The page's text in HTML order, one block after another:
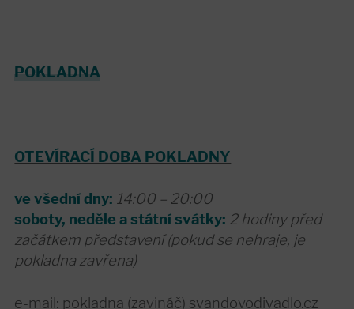
POKLADNA
OTEVÍRACÍ DOBA POKLADNY
ve všední dny: 14:00 – 20:00
soboty, neděle a státní svátky: 2 hodiny před
začátkem představení (pokud se nehraje, je
pokladna zavřena)
e-mail: pokladna (zavináč) svandovodivadlo.cz